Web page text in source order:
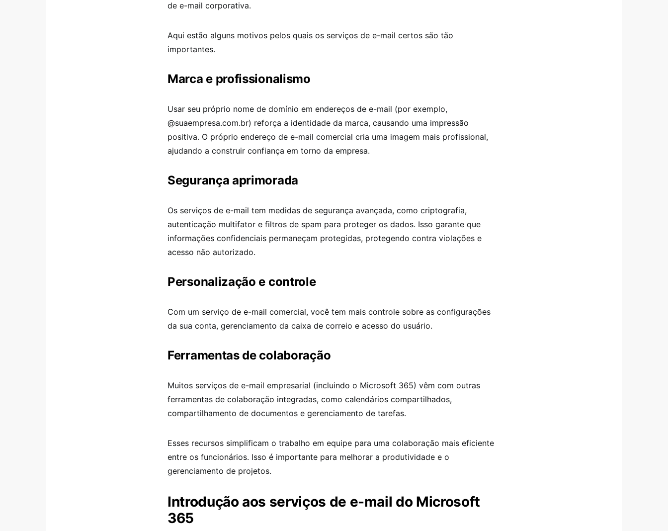
de e-mail corporativa.
Aqui estão alguns motivos pelos quais os serviços de e-mail certos são tão
importantes.
Marca e profissionalismo
Usar seu próprio nome de domínio em endereços de e-mail (por exemplo,
@suaempresa.com.br) reforça a identidade da marca, causando uma impressão
positiva. O próprio endereço de e-mail comercial cria uma imagem mais profissional,
ajudando a construir confiança em torno da empresa.
Segurança aprimorada
Os serviços de e-mail tem medidas de segurança avançada, como criptografia,
autenticação multifator e filtros de spam para proteger os dados. Isso garante que
informações confidenciais permaneçam protegidas, protegendo contra violações e
acesso não autorizado.
Personalização e controle
Com um serviço de e-mail comercial, você tem mais controle sobre as configurações
da sua conta, gerenciamento da caixa de correio e acesso do usuário.
Ferramentas de colaboração
Muitos serviços de e-mail empresarial (incluindo o Microsoft 365) vêm com outras
ferramentas de colaboração integradas, como calendários compartilhados,
compartilhamento de documentos e gerenciamento de tarefas.
Esses recursos simplificam o trabalho em equipe para uma colaboração mais eficiente
entre os funcionários. Isso é importante para melhorar a produtividade e o
gerenciamento de projetos.
Introdução aos serviços de e-mail do Microsoft
365